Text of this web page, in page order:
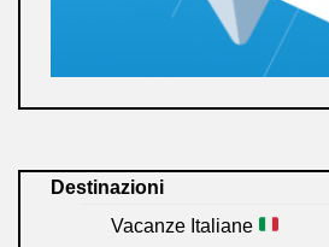
Destinazioni
Vacanze Italiane